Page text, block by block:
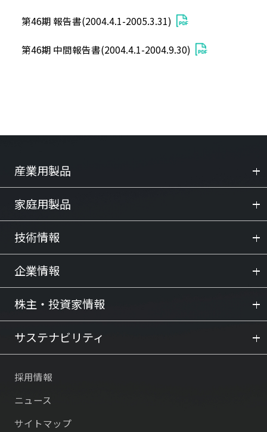
第46期 報告書(2004.4.1-2005.3.31)
第46期 中間報告書(2004.4.1-2004.9.30)
産業用製品
家庭用製品
技術情報
企業情報
株主・投資家情報
サステナビリティ
採用情報
ニュース
サイトマップ